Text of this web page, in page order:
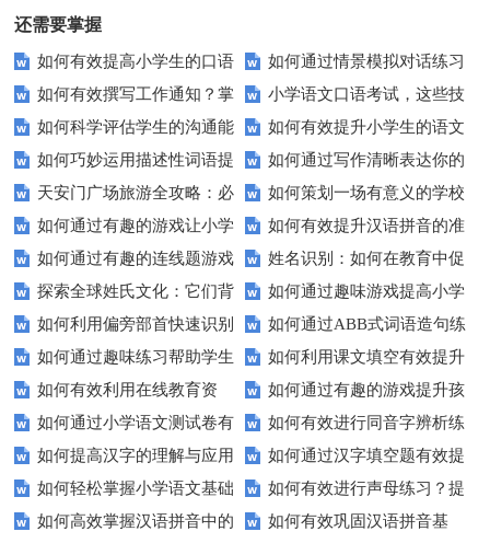
还需要掌握
如何有效提高小学生的口语
交际测试成绩？
如何通过情景模拟对话练习
提高你的沟通能力？
如何有效撰写工作通知？掌
握这些技巧让你的通知更专业！
小学语文口语考试，这些技
巧让孩子自信应考？
如何科学评估学生的沟通能
力？
如何有效提升小学生的语文
拼写能力？
如何巧妙运用描述性词语提
升教育效果？
如何通过写作清晰表达你的
愿望？
天安门广场旅游全攻略：必
看的历史与文化景点
如何策划一场有意义的学校
升旗仪式？
如何通过有趣的游戏让小学
生轻松掌握常见姓氏？
如何有效提升汉语拼音的准
确性和流利度？这里有妙招！
如何通过有趣的连线题游戏
提升孩子的逻辑思维能力？
姓名识别：如何在教育中促
进个性化学习？
探索全球姓氏文化：它们背
后隐藏的故事？
如何通过趣味游戏提高小学
生的拼音水平？
如何利用偏旁部首快速识别
汉字？
如何通过ABB式词语造句练
习提高孩子的语言表达能力？
如何通过趣味练习帮助学生
掌握反义词匹配？
如何利用课文填空有效提升
语文成绩？
如何有效利用在线教育资
源？
如何通过有趣的游戏提升孩
子的句子补全技巧？
如何通过小学语文测试卷有
效提高孩子的阅读与写作技能？
如何有效进行同音字辨析练
习？这些方法让你事半功倍！
如何提高汉字的理解与应用
能力？这里有妙招！
如何通过汉字填空题有效提
升小学生的汉字书写能力？
如何轻松掌握小学语文基础
知识？
如何有效进行声母练习？提
升发音技巧有妙招！
如何高效掌握汉语拼音中的
如何有效巩固汉语拼音基